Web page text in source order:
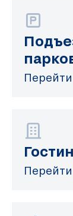
Перейти
Перейти